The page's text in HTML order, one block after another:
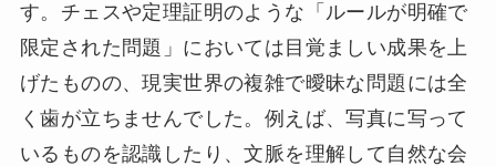
す。チェスや定理証明のような「ルールが明確で
限定された問題」においては目覚ましい成果を上
げたものの、現実世界の複雑で曖昧な問題には全
く歯が立ちませんでした。例えば、写真に写って
いるものを認識したり、文脈を理解して自然な会